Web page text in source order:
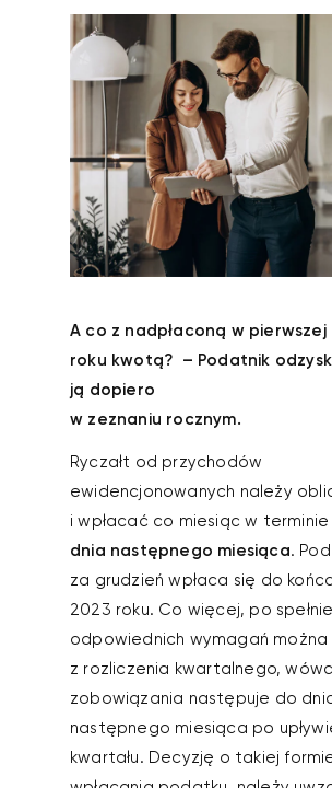
A co z nadpłaconą w pierwszej
roku kwotą? – Podatnik
ją dopiero
w zeznaniu rocznym.
Ryczałt od przychodów
ewidencjonowanych należy
i wpłacać co miesiąc w
dnia następnego miesiąca.
za grudzień wpłaca się do
2023 roku. Co więcej, po
odpowiednich wymagań można
z rozliczenia kwartalnego,
zobowiązania następuje do
następnego miesiąca po
kwartału. Decyzję o takiej